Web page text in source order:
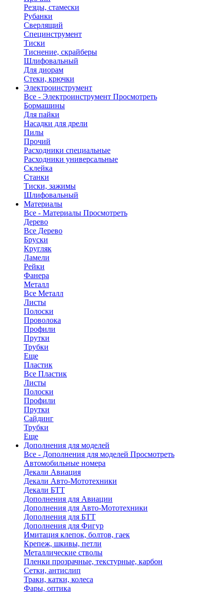
Резцы, стамески
Рубанки
Сверлящий
Специнструмент
Тиски
Тиснение, скрайберы
Шлифовальный
Для диорам
Стеки, крючки
Электроинструмент
Все - Электроинструмент Просмотреть
Бормашины
Для пайки
Насадки для дрели
Пилы
Прочий
Расходники специальные
Расходники универсальные
Склейка
Станки
Тиски, зажимы
Шлифовальный
Материалы
Все - Материалы Просмотреть
Дерево
Все Дерево
Бруски
Кругляк
Ламели
Рейки
Фанера
Металл
Все Металл
Листы
Полоски
Проволока
Профили
Прутки
Трубки
Еще
Пластик
Все Пластик
Листы
Полоски
Профили
Прутки
Сайдинг
Трубки
Еще
Дополнения для моделей
Все - Дополнения для моделей Просмотреть
Автомобильные номера
Декали Авиация
Декали Авто-Мототехники
Декали БТТ
Дополнения для Авиации
Дополнения для Авто-Мототехники
Дополнения для БТТ
Дополнения для Фигур
Имитация клепок, болтов, гаек
Крепеж, шкивы, петли
Металлические стволы
Пленки прозрачные, текстурные, карбон
Сетки, антислип
Траки, катки, колеса
Фары, оптика